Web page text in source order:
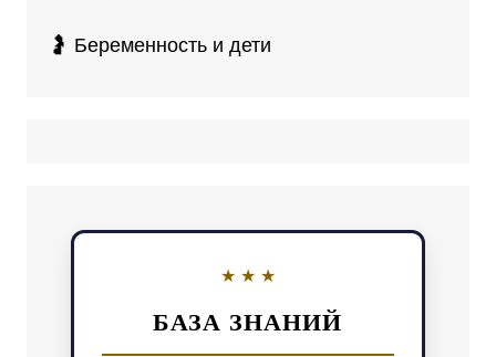
🤰 Беременность и дети
БАЗА ЗНАНИЙ